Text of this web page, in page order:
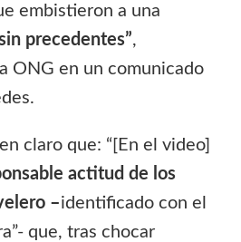
embistieron a una
precedentes”,
ONG en un comunicado
claro que: “[En el video]
actitud de los
–identificado con el
que, tras chocar